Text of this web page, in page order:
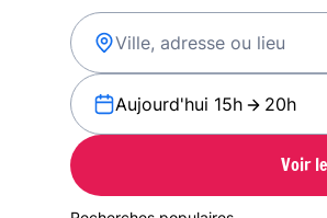
Aujourd'hui 15h 20h
Voir